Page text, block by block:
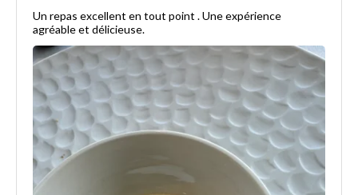
Un repas excellent en tout point . Une expérience
agréable et délicieuse.